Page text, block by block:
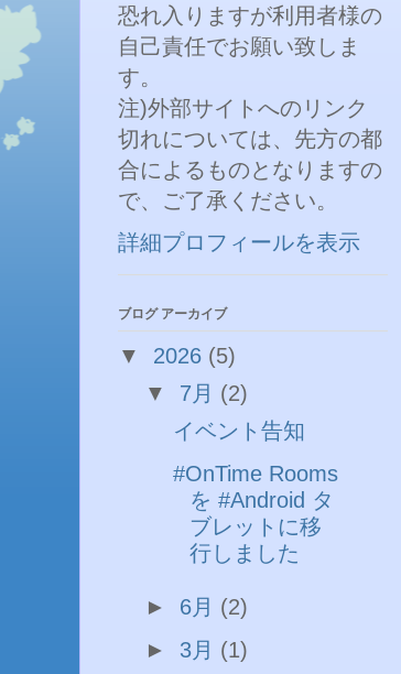
恐れ入りますが利用者様の
自己責任でお願い致しま
す。
注)外部サイトへのリンク
切れについては、先方の都
合によるものとなりますの
で、ご了承ください。
詳細プロフィールを表示
ブログ アーカイブ
▼ 2026 (5)
▼ 7月 (2)
イベント告知
#OnTime Rooms
を #Android タ
ブレットに移
行しました
► 6月 (2)
► 3月 (1)